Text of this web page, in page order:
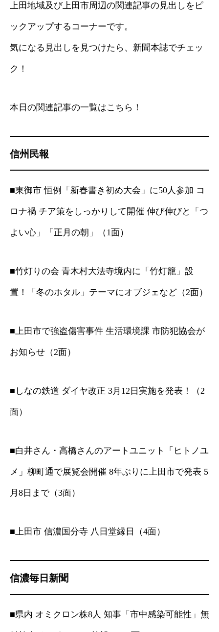
上田地域及び上田市周辺の関連記事の見出しをピ
ックアップするコーナーです。
気になる見出しを見つけたら、新聞本誌でチェッ
ク！
本日の関連記事の一覧はこちら！
信州民報
■東御市 恒例「新春書き初め大会」に50人参加 コ
ロナ禍 チア策をしっかりして開催 伸び伸びと「つ
よい心」「正月の朝」（1面）
■竹灯りの会 青木村大法寺境内に「竹灯籠」設
置！「冬のホタル」テーマにオブジェなど（2面）
■上田市で強盗傷害事件 生活環境課 市防犯協会が
お知らせ（2面）
■しなの鉄道 ダイヤ改正 3月12日実施を発表！（2
面）
■白井さん・高橋さんのアートユニット「ヒトノユ
メ」柳町通で展覧会開催 8年ぶりに上田市で発表 5
月8日まで（3面）
■上田市 信濃国分寺 八日堂縁日（4面）
信濃毎日新聞
■県内 オミクロン株8人 知事「市中感染可能性」無